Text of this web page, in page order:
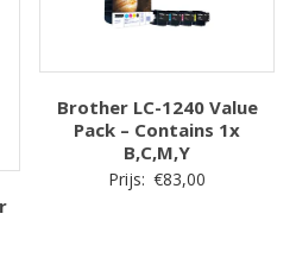
Brother LC-1240 Value
Pack – Contains 1x
B,C,M,Y
Prijs: €83,00